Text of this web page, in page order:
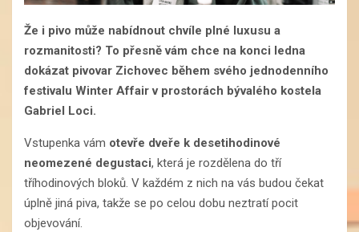
Že i pivo může nabídnout chvíle plné luxusu a
rozmanitosti? To přesně vám chce na konci ledna
dokázat pivovar Zichovec během svého jednodenního
festivalu Winter Affair v prostorách bývalého kostela
Gabriel Loci.
Vstupenka vám otevře dveře k desetihodinové
neomezené degustaci, která je rozdělena do tří
tříhodinových bloků. V každém z nich na vás budou čekat
úplně jiná piva, takže se po celou dobu neztratí pocit
objevování.